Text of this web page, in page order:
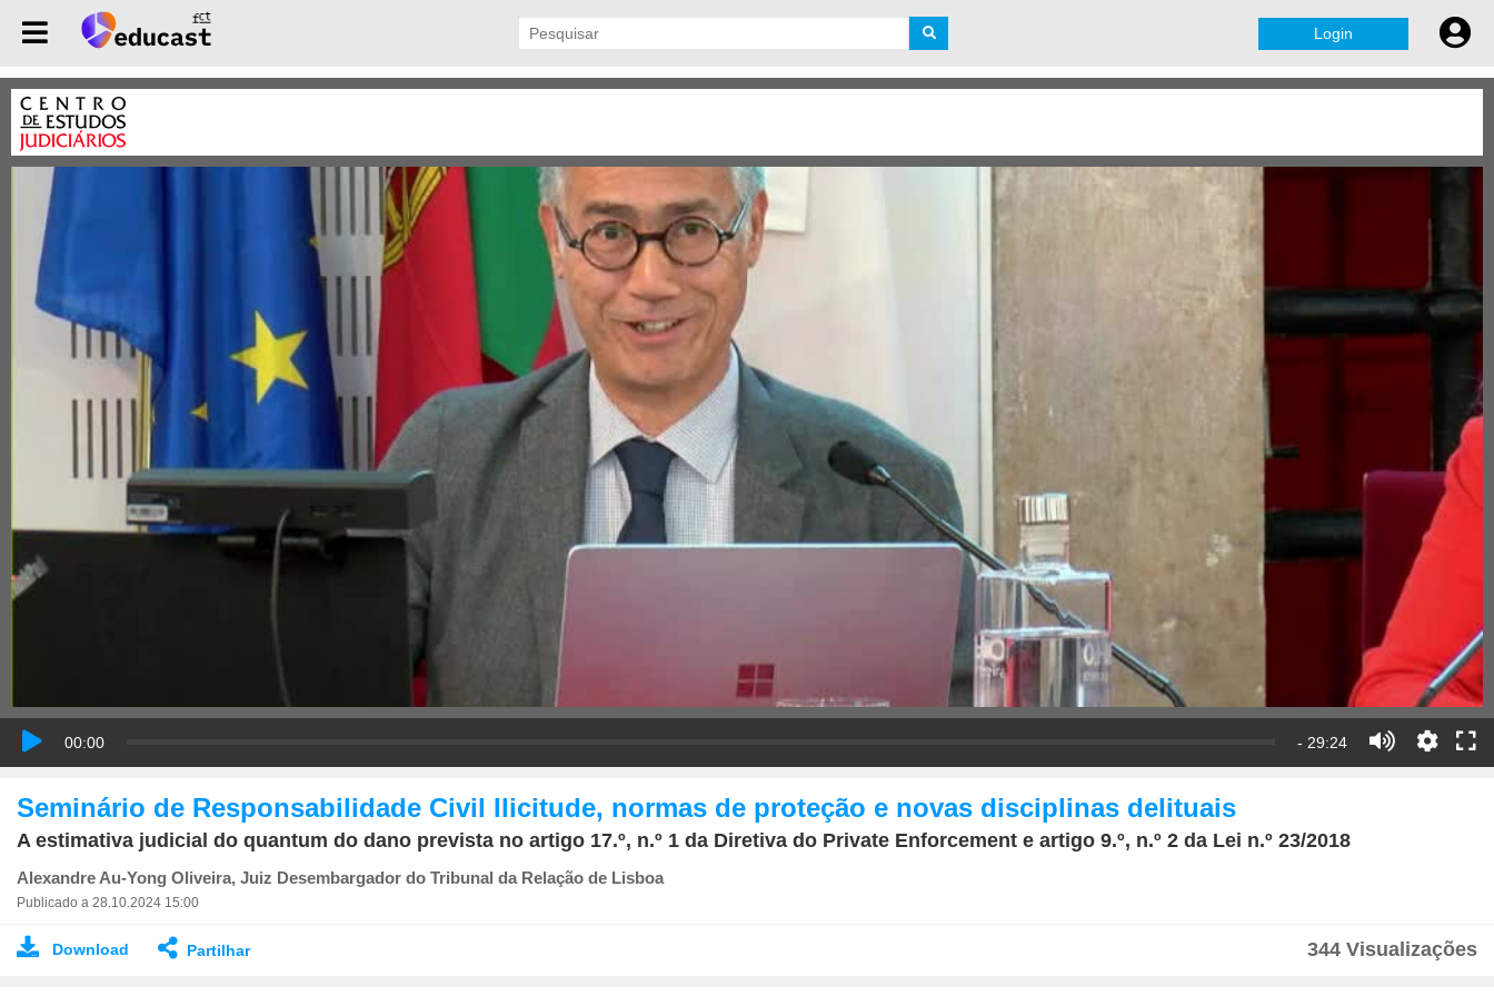
Login
00:00 - 29:24
Seminário de Responsabilidade Civil Ilicitude, normas de proteção e novas disciplinas delituais
A estimativa judicial do quantum do dano prevista no artigo 17.º, n.º 1 da Diretiva do Private Enforcement e artigo 9.º, n.º 2 da Lei n.º 23/2018
Alexandre Au-Yong Oliveira, Juiz Desembargador do Tribunal da Relação de Lisboa
Publicado a 28.10.2024 15:00
Download Partilhar 344 Visualizações